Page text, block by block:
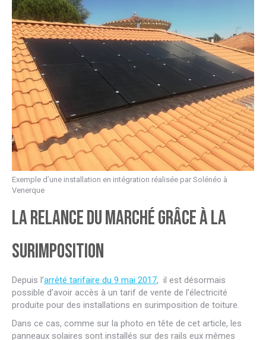
Exemple d’une installation en intégration réalisée par Solénéo à
Venerque
La relance du marché grâce à la
surimposition
Depuis l’arrêté tarifaire du 9 mai 2017, il est désormais
possible d’avoir accès à un tarif de vente de l’électricité
produite pour des installations en surimposition de toiture.
Dans ce cas, comme sur la photo en tête de cet article, les
panneaux solaires sont installés sur des rails eux mêmes